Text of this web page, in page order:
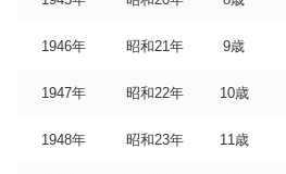
1946年 昭和21年 9歳
1947年 昭和22年 10歳
1948年 昭和23年 11歳